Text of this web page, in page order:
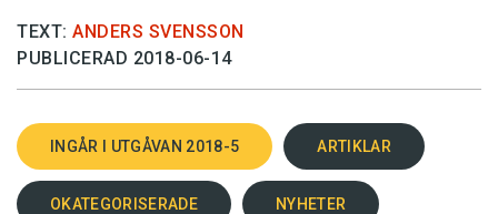
TEXT: ANDERS SVENSSON
PUBLICERAD 2018-06-14
INGÅR I UTGÅVAN 2018-5 ARTIKLAR
OKATEGORISERADE NYHETER